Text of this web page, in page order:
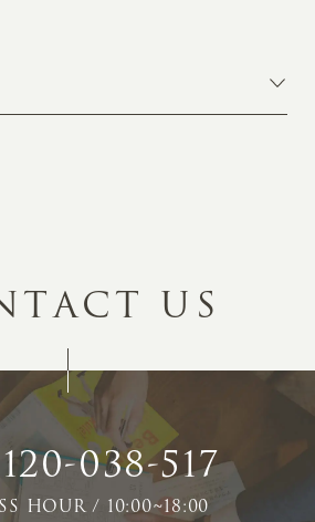
TACT US
038-517
HOUR / 10:00~18:00